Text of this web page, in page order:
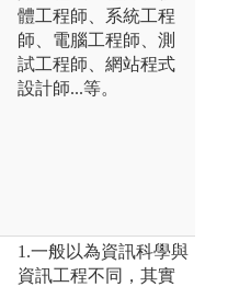
體工程師、系統工程
師、電腦工程師、測
試工程師、網站程式
設計師...等。
1.一般以為資訊科學與
資訊工程不同，其實